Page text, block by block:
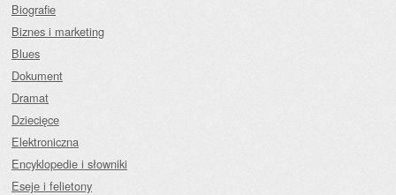
Biografie
Biznes i marketing
Blues
Dokument
Dramat
Dziecięce
Elektroniczna
Encyklopedie i słowniki
Eseje i felietony